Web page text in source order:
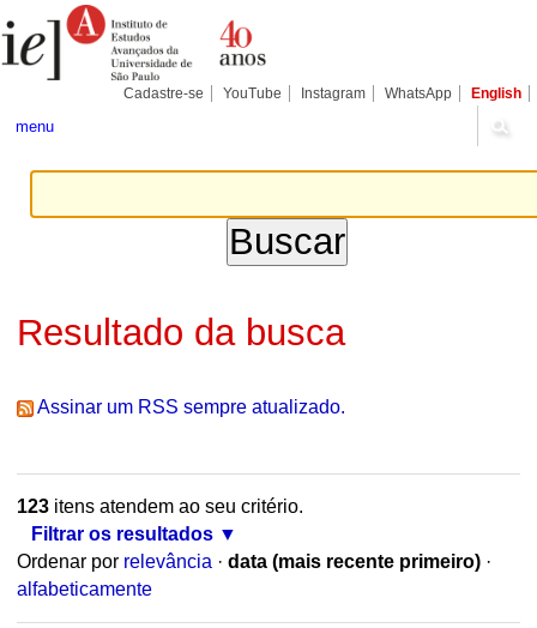
para
conteúdo.
Pessoais
Cadastre-se YouTube Instagram WhatsApp English
menu
Resultado da busca
Assinar um RSS sempre atualizado.
123itens atendem ao seu critério.
Filtrar os resultados
Ordenar por relevância · data (mais recente primeiro) ·
alfabeticamente